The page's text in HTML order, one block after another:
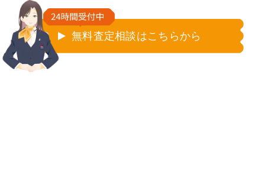
無料査定相談はこちらから